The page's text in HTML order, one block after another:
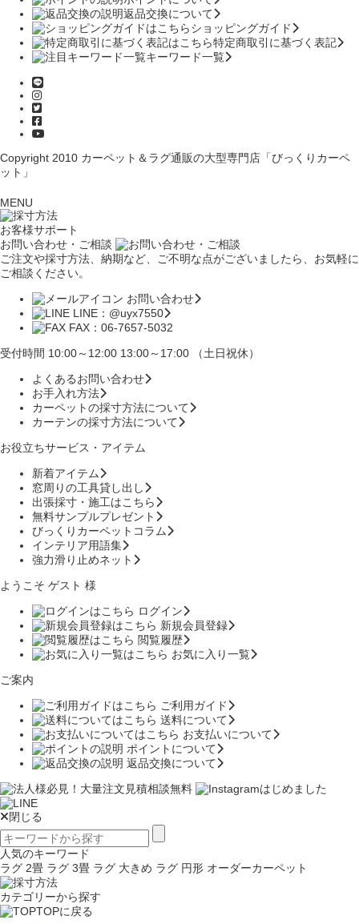
返品交換について
ショッピングガイド
特定商取引に基づく表記
キーワード一覧
Copyright 2010 カーペット＆ラグ通販の大型専門店「びっくりカーペ
ット」
MENU
お客様サポート
お問い合わせ・ご相談
ご注文や採寸方法、納期など、ご不明な点がございましたら、お気軽に
ご相談ください。
お問い合わせ
LINE：@uyx7550
FAX：06-7657-5032
受付時間 10:00～12:00 13:00～17:00 （土日祝休）
よくあるお問い合わせ
お手入れ方法
カーペットの採寸方法について
カーテンの採寸方法について
お役立ちサービス・アイテム
新着アイテム
窓周りの工具貸し出し
出張採寸・施工はこちら
無料サンプルプレゼント
びっくりカーペットコラム
インテリア用語集
強力滑り止めネット
ようこそ ゲスト 様
ログイン
新規会員登録
閲覧履歴
お気に入り一覧
ご案内
ご利用ガイド
送料について
お支払いについて
ポイントについて
返品交換について
閉じる
人気のキーワード
ラグ 2畳 ラグ 3畳 ラグ 大きめ ラグ 円形 オーダーカーペット
カテゴリーから探す
TOPに戻る